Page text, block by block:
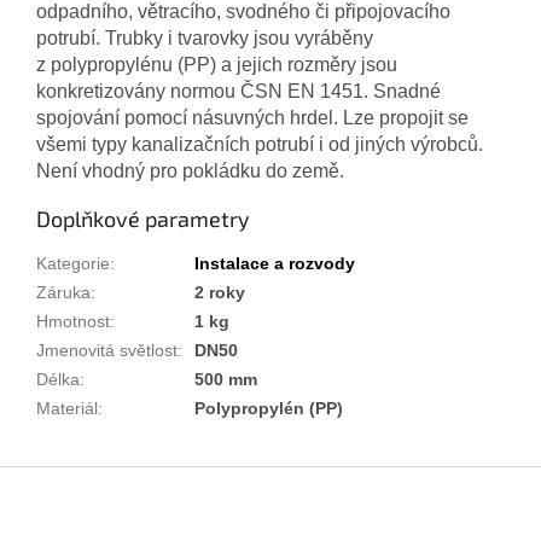
odpadního, větracího, svodného či připojovacího
potrubí. Trubky i tvarovky jsou vyráběny
z polypropylénu (PP) a jejich rozměry jsou
konkretizovány normou ČSN EN 1451. Snadné
spojování pomocí násuvných hrdel. Lze propojit se
všemi typy kanalizačních potrubí i od jiných výrobců.
Není vhodný pro pokládku do země.
Doplňkové parametry
Kategorie:
Instalace a rozvody
Záruka:
2 roky
Hmotnost:
1 kg
Jmenovitá světlost:
DN50
Délka:
500 mm
Materiál: Polypropylén (PP)